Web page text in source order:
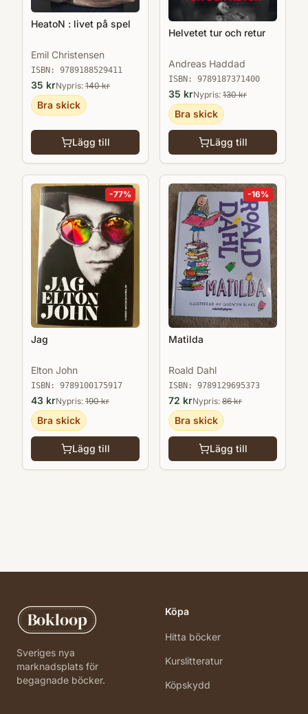
HeatoN : livet på spel
Emil Christensen
ISBN: 9789188529411
35 krNypris: 140kr
Bra skick
Lägg till
Helvetet tur och retur
Andreas Haddad
ISBN: 9789187371400
35 krNypris: 130kr
Bra skick
Lägg till
-77%
Jag
Elton John
ISBN: 9789100175917
43 krNypris: 190kr
Bra skick
Lägg till
-16%
Matilda
Roald Dahl
ISBN: 9789129695373
72 krNypris: 86kr
Bra skick
Lägg till
Bokloop
Sveriges nya
marknadsplats för
begagnade böcker.
Köpa
Hitta böcker
Kurslitteratur
Köpskydd